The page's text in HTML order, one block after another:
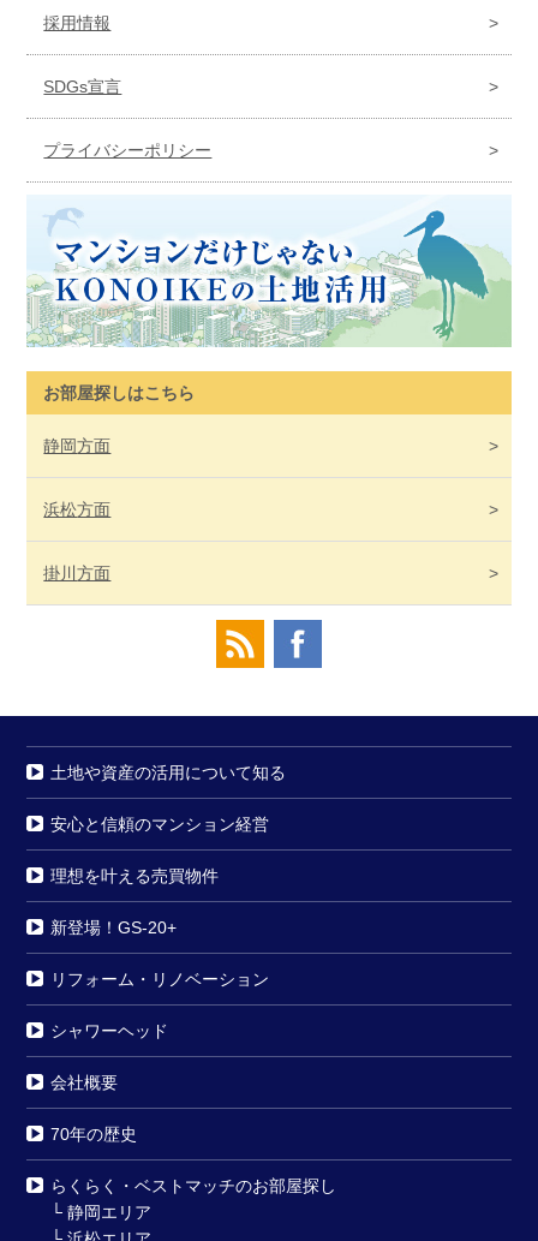
採用情報
SDGs宣言
プライバシーポリシー
お部屋探しはこちら
静岡方面
浜松方面
掛川方面
土地や資産の活用について知る
安心と信頼のマンション経営
理想を叶える売買物件
新登場！GS-20+
リフォーム・リノベーション
シャワーヘッド
会社概要
70年の歴史
らくらく・ベストマッチのお部屋探し
└静岡エリア